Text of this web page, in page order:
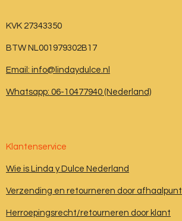
KVK 27343350
BTW NL001979302B17
Email: info@lindaydulce.nl
Whatsapp: 06-10477940 (Nederland)
Klantenservice
Wie is Linda y Dulce Nederland
Verzending en retourneren door afhaalpunt
Herroepingsrecht/retourneren door klant